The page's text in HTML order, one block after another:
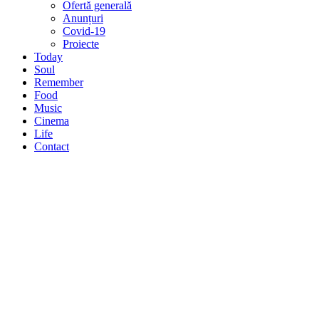
Ofertă generală
Anunțuri
Covid-19
Proiecte
Today
Soul
Remember
Food
Music
Cinema
Life
Contact